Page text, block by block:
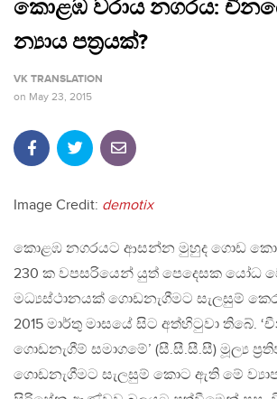
කොළඹ වරාය නගරය:
න්‍යාය පත‍්‍රයක්?
VK TRANSLATION
on May 23, 2015
Image Credit: demotix
කොළඹ නගරයට ආසන්න මුහුද ගොඩ
230 ක වපසරියෙන් යුත් පෙදෙසක යෝධ
මධ්‍යස්ථානයක් ගොඩනැගීමට සැලසුම්
2015 මාර්තු මාසයේ සිට අත්හිටුවා තිබේ.
ගොඩනැගීම් සමාගමේ’ (සී.සී.සී.සී) මූල්‍ය
ගොඩනැගීමට සැලසුම් කොට ඇති මේ